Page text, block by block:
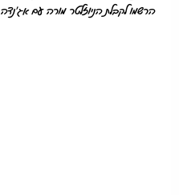
הרשמו לקבלת הניוזלטר מורה עם אג'נדה